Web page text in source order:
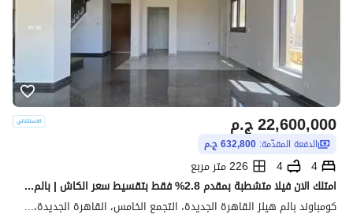
ج.م22,600,000
الدفعة المقدّمة: 632,800 ج.م
4
4
226 متر مربع
امتلك الان فيلا متشطبة بمقدم 2.8% فقط بتقسيط سعر الكاش | بالم هيلز التجمع
كومباوند بالم هيلز القاهرة الجديدة، التجمع الخامس، القاهرة الجديدة، القاهرة